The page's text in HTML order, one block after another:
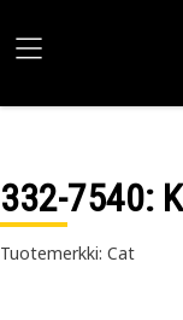
332-7540:
Tuotemerkki: Cat